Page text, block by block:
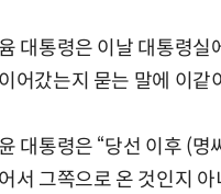
윰 대통령은 이날 대통령실
이어갔는지 묻는 말에 이같
윤 대통령은 “당선 이후 (
어서 그쪽으로 온 것인지